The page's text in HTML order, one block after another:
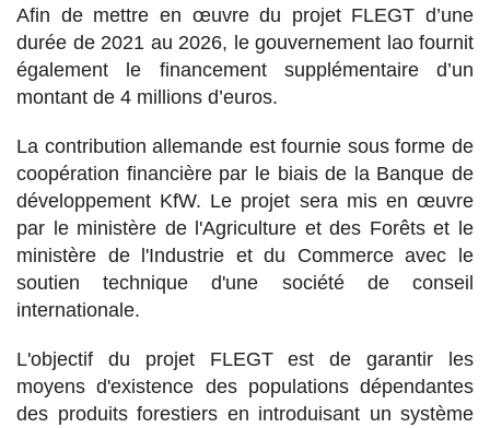
Afin de mettre en œuvre du projet FLEGT d’une
durée de 2021 au 2026, le gouvernement lao fournit
également le financement supplémentaire d’un
montant de 4 millions d’euros.
La contribution allemande est fournie sous forme de
coopération financière par le biais de la Banque de
développement KfW. Le projet sera mis en œuvre
par le ministère de l'Agriculture et des Forêts et le
ministère de l'Industrie et du Commerce avec le
soutien technique d'une société de conseil
internationale.
L'objectif du projet FLEGT est de garantir les
moyens d'existence des populations dépendantes
des produits forestiers en introduisant un système